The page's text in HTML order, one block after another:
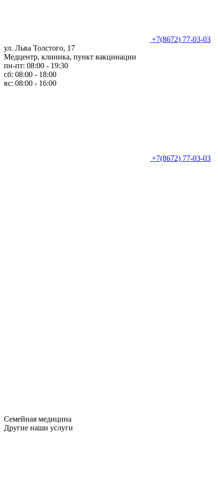
+7(8672) 77-03-03
ул. Льва Толстого, 17
Медцентр, клиника, пункт вакцинации
пн-пт: 08:00 - 19:30
сб: 08:00 - 18:00
вс: 08:00 - 16:00
+7(8672) 77-03-03
Семейная медицина
Другие наши услуги